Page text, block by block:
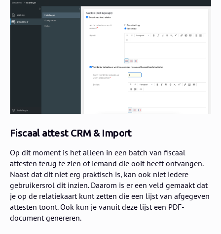
Fiscaal attest CRM & Import
Op dit moment is het alleen in een batch van fiscaal
attesten terug te zien of iemand die ooit heeft ontvangen.
Naast dat dit niet erg praktisch is, kan ook niet iedere
gebruikersrol dit inzien. Daarom is er een veld gemaakt dat
je op de relatiekaart kunt zetten die een lijst van afgegeven
attesten toont. Ook kun je vanuit deze lijst een PDF-
document genereren.